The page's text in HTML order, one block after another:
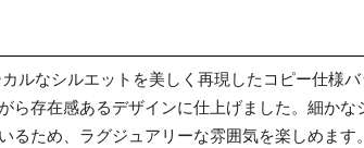
ルなシルエットを美しく再現したコピー仕様
ら存在感あるデザインに仕上げました。細か
るため、ラグジュアリーな雰囲気を楽しめます